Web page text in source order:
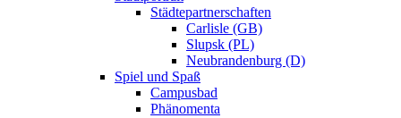
Städtepartnerschaften
Carlisle (GB)
Slupsk (PL)
Neubrandenburg (D)
Spiel und Spaß
Campusbad
Phänomenta